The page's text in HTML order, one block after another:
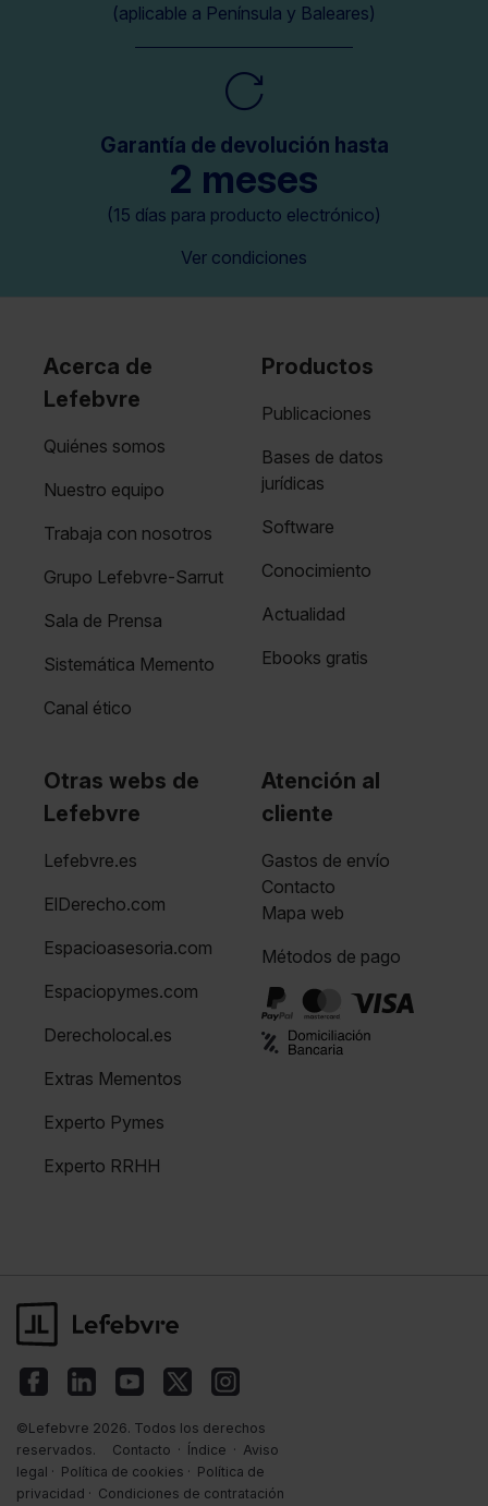
(aplicable a Península y Baleares)
Garantía de devolución hasta
2 meses
(15 días para producto electrónico)
Ver condiciones
Acerca de
Lefebvre
Quiénes somos
Nuestro equipo
Trabaja con nosotros
Grupo Lefebvre-Sarrut
Sala de Prensa
Sistemática Memento
Canal ético
Productos
Publicaciones
Bases de datos
jurídicas
Software
Conocimiento
Actualidad
Ebooks gratis
Otras webs de
Lefebvre
Lefebvre.es
ElDerecho.com
Espacioasesoria.com
Espaciopymes.com
Derecholocal.es
Extras Mementos
Experto Pymes
Experto RRHH
Atención al
cliente
Gastos de envío
Contacto
Mapa web
Métodos de pago
©Lefebvre 2026. Todos los derechos
reservados.
Contacto · Índice · Aviso
legal · Política de cookies · Política de
privacidad · Condiciones de contratación